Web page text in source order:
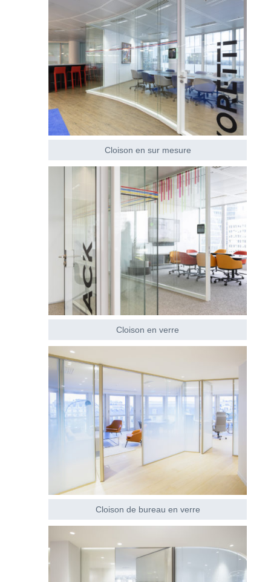
Cloison en sur mesure
Cloison en verre
Cloison de bureau en verre